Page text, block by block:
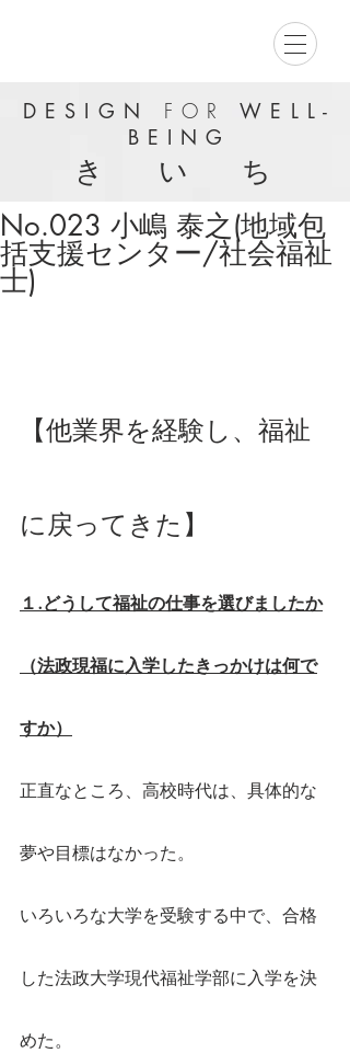
DESIGN FOR
WELL-
BEING
き い ち
No.023 小嶋 泰之(地域包
括支援センター/社会福祉
士)
【他業界を経験し、福祉
に戻ってきた】
１.どうして福祉の仕事を選びましたか
（法政現福に入学したきっかけは何で
すか）
正直なところ、高校時代は、具体的な
夢や目標はなかった。
いろいろな大学を受験する中で、合格
した法政大学現代福祉学部に入学を決
めた。